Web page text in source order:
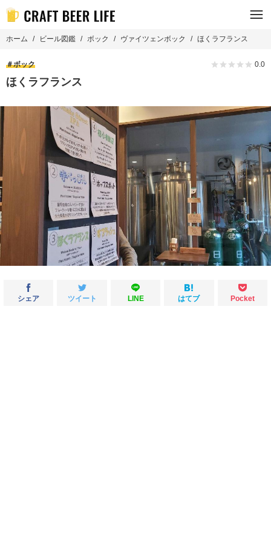
ホーム ビール図鑑 ボック ヴァイツェンボック ほくラフランス
ボック 0.0
ほくラフランス
シェア ツイート LINE はてブ Pocket